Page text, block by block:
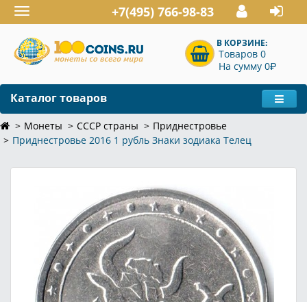
Toggle
navigation
+7(495) 766-98-83
В КОРЗИНЕ:
Товаров 0
На сумму 0P
Каталог товаров
Монеты СССР страны
Приднестровье
Приднестровье 2016 1 рубль Знаки зодиака Телец